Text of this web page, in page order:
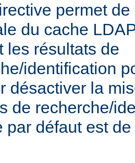
permet
du cache
les résultats de
identification
désactiver la
de recherche/
par défaut est